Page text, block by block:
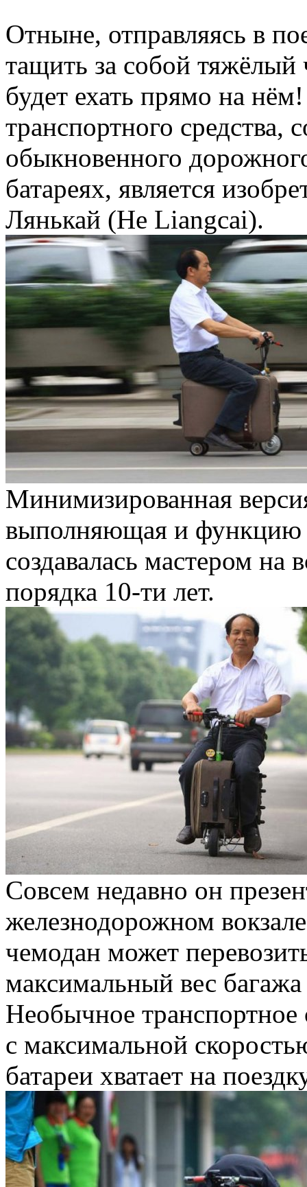
Отныне, отправляясь в
тащить за собой
будет ехать прямо на
транспортного средства,
обыкновенного
батареях, является
Лянькай (He Liangcai).
Минимизированная
выполняющая и функцию
создавалась мастером на
порядка 10-ти лет.
Совсем недавно он
железнодорожном
чемодан может
максимальный вес
Необычное транспортное
с максимальной
батареи хватает на